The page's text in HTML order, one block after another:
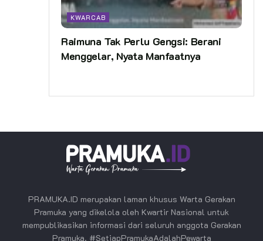
KWARCAB
Raimuna Tak Perlu Gengsi: Berani
Menggelar, Nyata Manfaatnya
PRAMUKA.ID merupakan laman khusus Warta Gerakan
Pramuka yang dikelola oleh Kwartir Nasional untuk
mempublikasikan informasi dari seluruh anggota Gerakan
Pramuka. #SetiapPramukaAdalahPewarta